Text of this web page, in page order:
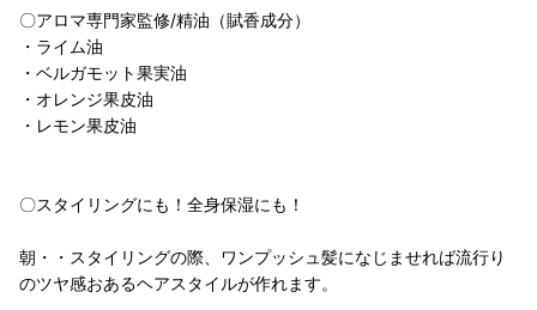
〇アロマ専門家監修/精油（賦香成分）
・ライム油
・ベルガモット果実油
・オレンジ果皮油
・レモン果皮油
〇スタイリングにも！全身保湿にも！
朝・・スタイリングの際、ワンプッシュ髪になじませれば流行り
のツヤ感おあるヘアスタイルが作れます。